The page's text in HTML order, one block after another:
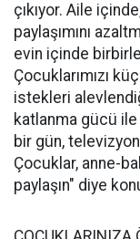
çıkıyor. Aile
paylaşımını
evin içinde
Çocuklarımızı
istekleri
katlanma gücü
bir gün,
Çocuklar, anne-
paylaşın" diye